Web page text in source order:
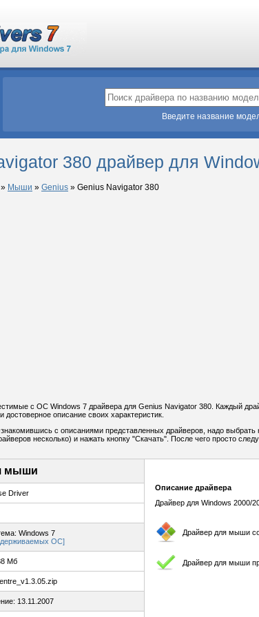
Введите название
380 драйвер для
» Мыши » Genius » Genius Navigator 380
с ОС Windows 7 драйвера для Genius Navigator 380. Каждый
достоверное описание своих характеристик.
с описаниями представленных драйверов, надо
несколько) и нажать кнопку "Скачать". После чего просто
мыши
Driver
Windows 7
ОС]
Мб
13.11.2007
Описание драйвера
Драйвер для Windows 2000/
Драйвер для мыши
Драйвер для мыши